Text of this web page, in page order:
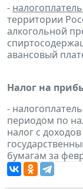
-
территории
алкогольной
авансовый
Налог на
-
периодом по
налог с
бумагам за